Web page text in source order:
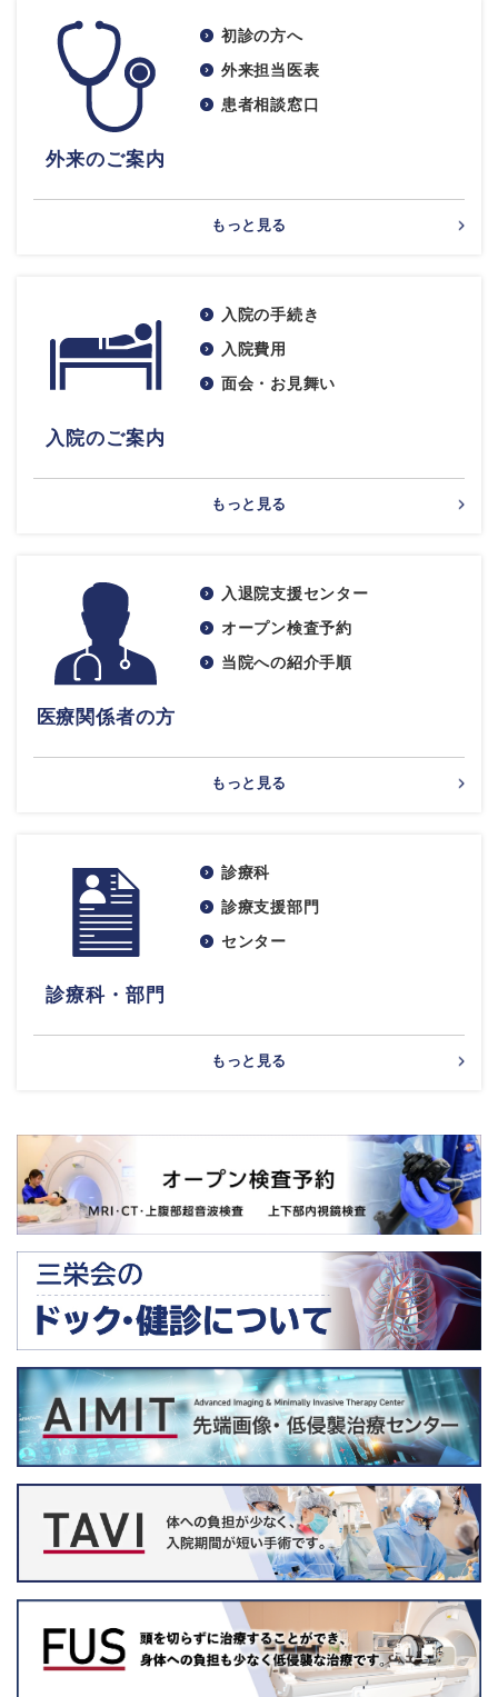
外来のご案内
初診の方へ
外来担当医表
患者相談窓口
もっと見る
入院のご案内
入院の手続き
入院費用
面会・お見舞い
もっと見る
医療関係者の方
入退院支援センター
オープン検査予約
当院への紹介手順
もっと見る
診療科・部門
診療科
診療支援部門
センター
もっと見る